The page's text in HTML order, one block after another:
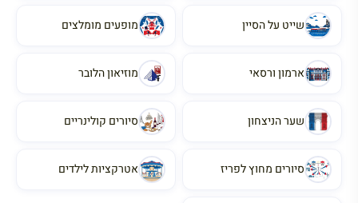
שייט על הסיין מופעים מומלצים
ארמון ורסאי מוזיאון הלובר
שער הניצחון סיורים קולינריים
סיורים מחוץ לפריז אטרקציות לילדים